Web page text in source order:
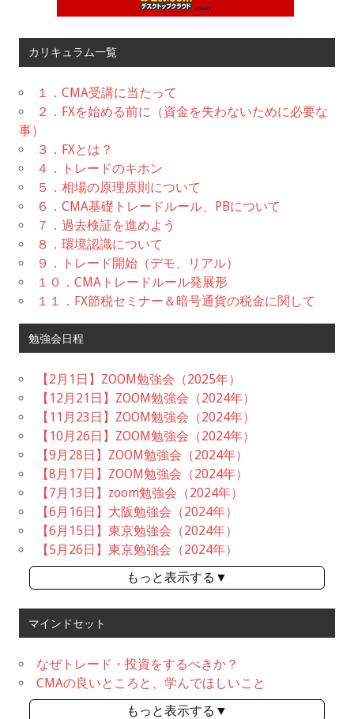
カリキュラム一覧
１．CMA受講に当たって
２．FXを始める前に（資金を失わないために必要な
事）
３．FXとは？
４．トレードのキホン
５．相場の原理原則について
６．CMA基礎トレードルール、PBについて
７．過去検証を進めよう
８．環境認識について
９．トレード開始（デモ、リアル）
１０．CMAトレードルール発展形
１１．FX節税セミナー＆暗号通貨の税金に関して
勉強会日程
【2月1日】ZOOM勉強会（2025年）
【12月21日】ZOOM勉強会（2024年）
【11月23日】ZOOM勉強会（2024年）
【10月26日】ZOOM勉強会（2024年）
【9月28日】ZOOM勉強会（2024年）
【8月17日】ZOOM勉強会（2024年）
【7月13日】zoom勉強会（2024年）
【6月16日】大阪勉強会（2024年）
【6月15日】東京勉強会（2024年）
【5月26日】東京勉強会（2024年）
もっと表示する▼
マインドセット
なぜトレード・投資をするべきか？
CMAの良いところと、学んでほしいこと
もっと表示する▼